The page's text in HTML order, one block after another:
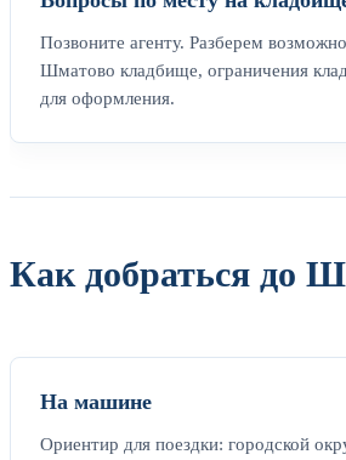
Позвоните агенту. Разберем
Шматово кладбище, ограничения
для оформления.
Как добраться до
На машине
Ориентир для поездки: городской